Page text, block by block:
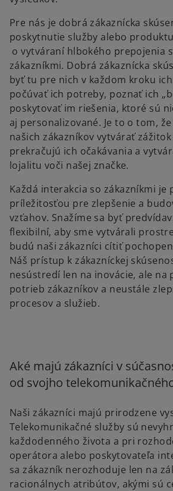
Pre nás je dobrá zákaznícka
poskytnutie služby alebo
o vytváraní hlbokého prepojenia
zákazníkmi. Dobrá zákaznícka
byť tu pre nich v každom kroku
počúvať ich potreby, poznať ich
poskytovať im riešenia, ktoré sú
aj personalizované. Je to o tom,
našich zákazníkov vytvárať
prekračujú ich očakávania a
lojalitu voči našej značke.
Každá interakcia so zákazníkmi je
príležitosťou pre zlepšenie a
vzťahov. Snažíme sa byť
flexibilní, aby sme vytvárali
budú naši zákazníci cítiť
Náš prístup k zákazníckej
nesústredí len na inovácie, ale na
potrieb zákazníkov a neustále
procesov a služieb.
Aké majú zákazníci v
od svojho
Naši zákazníci majú prirodzene
Telekomunikačné služby sú
každodenného života a pri
operátora alebo poskytovateľa
sa zákazník nerozhoduje len na
racionálnych atribútov, akými sú